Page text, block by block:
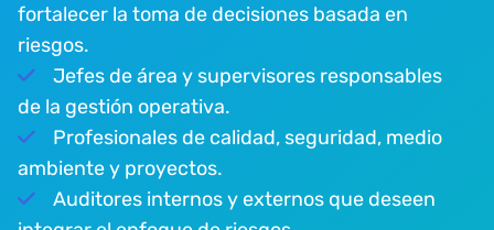
fortalecer la toma de decisiones basada en
riesgos.
Jefes de área y supervisores responsables
de la gestión operativa.
Profesionales de calidad, seguridad, medio
ambiente y proyectos.
Auditores internos y externos que deseen